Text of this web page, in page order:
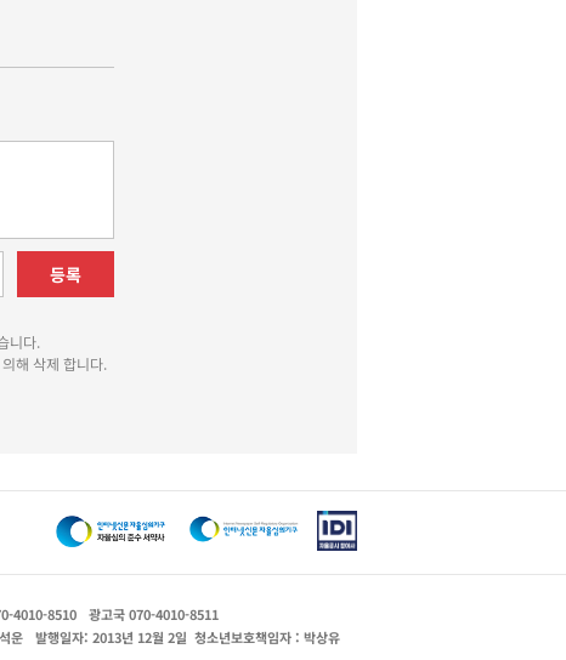
등록
니다.
해 삭제 합니다.
4010-8510
광고국 070-4010-8511
운 발행일자: 2013년 12월 2일 청소년보호책임자 : 박상유